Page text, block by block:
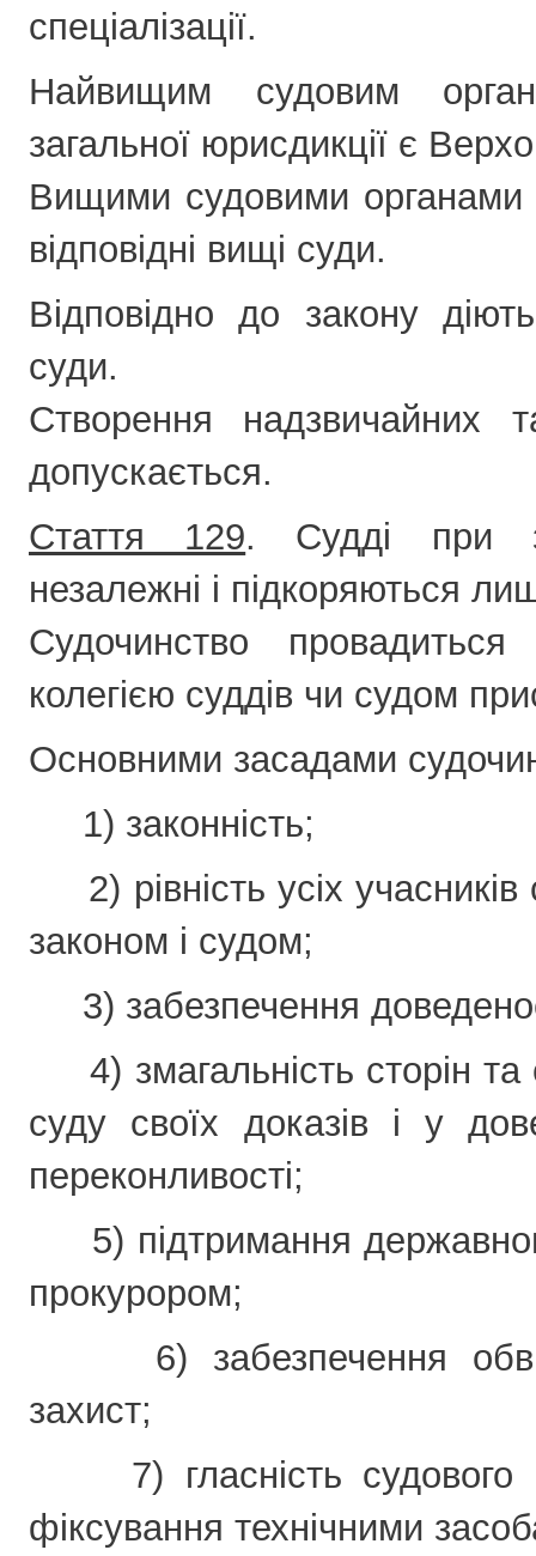
спеціалізації.
Найвищим судовим
загальної юрисдикції є
Вищими судовими органами
відповідні вищі суди.
Відповідно до закону
суди.
Створення надзвичайних
допускається.
Стаття 129. Судді при
незалежні і підкоряються
Судочинство
колегією суддів чи судом
Основними засадами
1) законність;
2) рівність усіх
законом і судом;
3) забезпечення
4) змагальність сторін
суду своїх доказів і у
переконливості;
5) підтримання
прокурором;
6) забезпечення
захист;
7) гласність судового
фіксування технічними